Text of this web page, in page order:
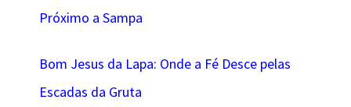
Próximo a Sampa
Bom Jesus da Lapa: Onde a Fé Desce pelas
Escadas da Gruta